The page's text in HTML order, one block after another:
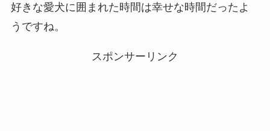
好きな愛犬に囲まれた時間は幸せな時間だったよ
うですね。
スポンサーリンク